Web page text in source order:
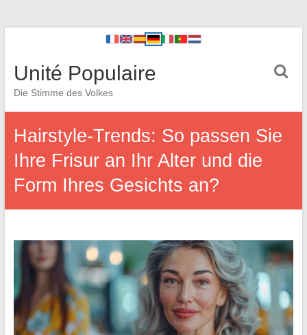
Unité Populaire
Die Stimme des Volkes
Hairstyle-Trends: So passen Sie
Ihre Frisur an Ihr Alter und die
Form Ihres Gesichts an?